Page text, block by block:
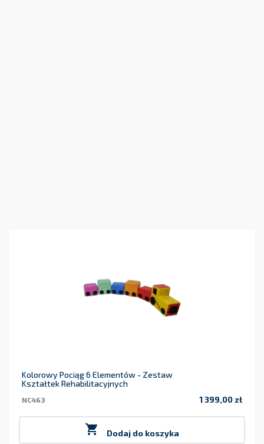
Kolorowy Pociąg 6 Elementów - Zestaw
Kształtek Rehabilitacyjnych
NC463 1 399,00 zł
 Dodaj do koszyka